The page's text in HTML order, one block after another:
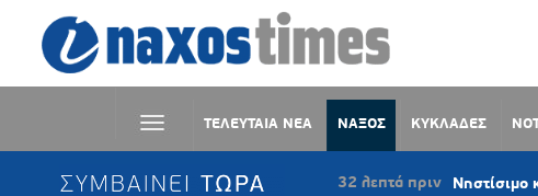
ΤΕΛΕΥΤΑΙΑ ΝΕΑ ΝΑΞΟΣ ΚΥΚΛΑΔΕΣ
ΣΥΜΒΑΙΝΕΙ ΤΩΡΑ 32 λεπτά πριν Νηστίσιμο κέικ